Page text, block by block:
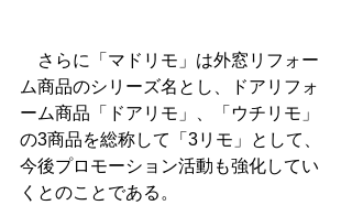
さらに「マドリモ」は外窓リフォー
ム商品のシリーズ名とし、ドアリフォ
ーム商品「ドアリモ」、「ウチリモ」
の3商品を総称して「3リモ」として、
今後プロモーション活動も強化してい
くとのことである。